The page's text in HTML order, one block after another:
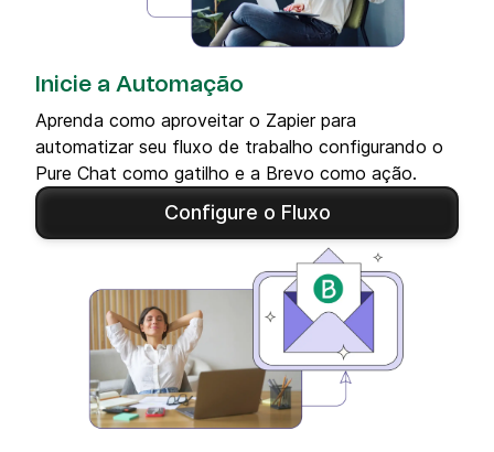
Inicie a Automação
Aprenda como aproveitar o Zapier para
automatizar seu fluxo de trabalho configurando o
Pure Chat como gatilho e a Brevo como ação.
Configure o Fluxo